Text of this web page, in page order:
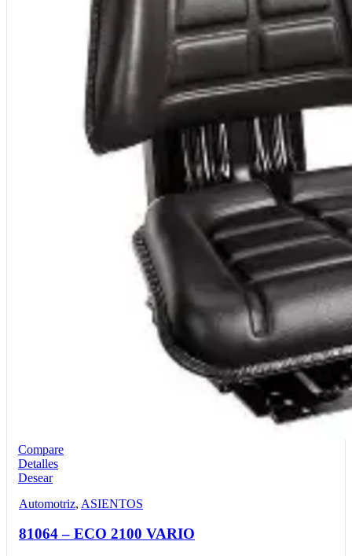
Compare
Detalles
Desear
Automotriz, ASIENTOS
81064 – ECO 2100 VARIO